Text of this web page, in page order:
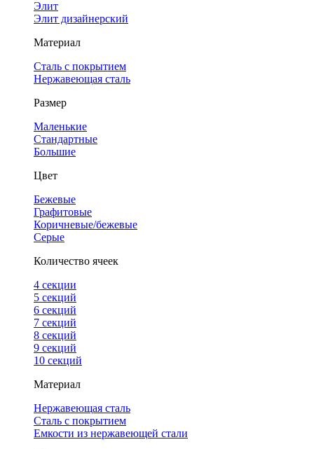
Элит
Элит дизайнерский
Материал
Сталь с покрытием
Нержавеющая сталь
Размер
Маленькие
Стандартные
Большие
Цвет
Бежевые
Графитовые
Коричневые/бежевые
Серые
Количество ячеек
4 cекции
5 секций
6 секций
7 секций
8 секций
9 секций
10 секций
Материал
Нержавеющая сталь
Сталь с покрытием
Емкости из нержавеющей стали